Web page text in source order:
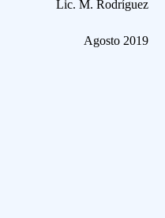
Lic. M. Rodríguez
Agosto 2019